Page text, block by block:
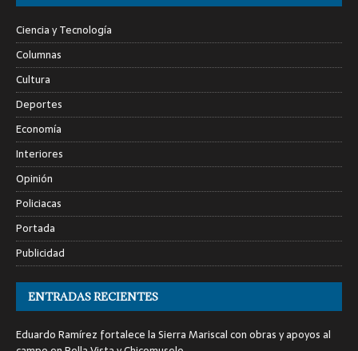
Ciencia y Tecnología
Columnas
Cultura
Deportes
Economía
Interiores
Opinión
Policiacas
Portada
Publicidad
ENTRADAS RECIENTES
Eduardo Ramírez fortalece la Sierra Mariscal con obras y apoyos al